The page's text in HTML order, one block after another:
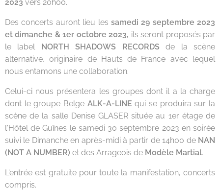
2023 vers 20h00.
Des concerts auront lieu les samedi 29 septembre 2023
et dimanche & 1er octobre 2023, ils seront proposés par
le label NORTH SHADOWS RECORDSde la scène
alternative, originaire de Hauts de France avec lequel
nous entamons une collaboration.
Celui-ci nous présentera les groupes dont il a la charge
dont le groupe Belge ALK-A-LINE qui se produira sur la
scène de la salle Denise GLASER située au 1er étage de
l'Hôtel de Guînes le samedi 30 septembre 2023 en soirée
suivi le Dimanche en après-midi à partir de 14h00 de NAN
(NOT A NUMBER) et des Arrageois de Modèle Martial.
L'entrée est gratuite pour toute la manifestation, concerts
compris.